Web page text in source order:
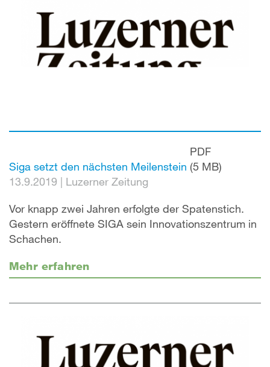
Siga setzt den nächsten Meilenstein
PDF
(5 MB)
13.9.2019 | Luzerner Zeitung
Vor knapp zwei Jahren erfolgte der Spatenstich.
Gestern eröffnete SIGA sein Innovationszentrum in
Schachen.
Mehr erfahren